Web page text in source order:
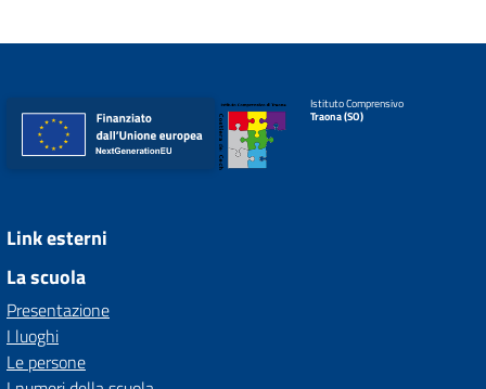
Istituto Comprensivo
Traona (SO)
Link esterni
La scuola
Presentazione
I luoghi
Le persone